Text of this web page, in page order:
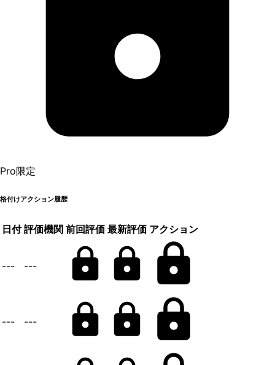
Pro限定
格付けアクション履歴
日付 評価機関 前回評価 最新評価 アクション
--- ---
--- ---